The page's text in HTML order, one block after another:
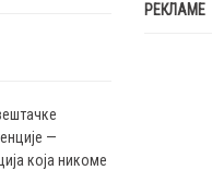
—
која никоме
РЕКЛАМЕ